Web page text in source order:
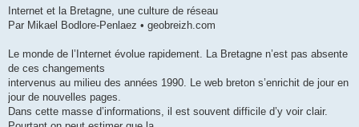
s
a
Internet et la Bretagne, une culture de réseau
Par Mikael Bodlore-Penlaez • geobreizh.com
Le monde de l’Internet évolue rapidement. La Bretagne n’est pas absente
de ces changements
intervenus au milieu des années 1990. Le web breton s’enrichit de jour en
jour de nouvelles pages.
Dans cette masse d’informations, il est souvent difficile d’y voir clair.